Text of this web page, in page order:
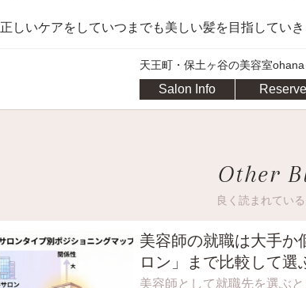
正しいケアをしていつまでも美しい髪を目指してい
天王町・保土ヶ谷の美容室ohana
Salon Info Reserve
Other
良く読まれてい
美容師の就職は大手か
ロン」まで比較して選
美容師として就職先を選ぶ